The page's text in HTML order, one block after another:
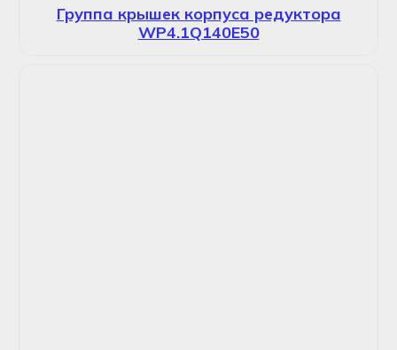
Группа крышек корпуса редуктора
WP4.1Q140E50